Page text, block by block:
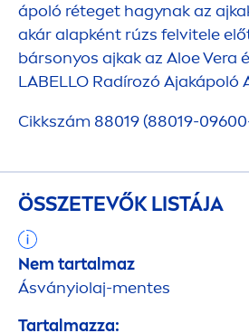
ápoló réteget hagynak az
akár alapként rúzs felvitele
bársonyos ajkak az Aloe Vera
LABELLO Radírozó Ajakápoló
Cikkszám 88019 (88019-
ÖSSZETEVŐK LISTÁJA
Nem tartalmaz
Ásványiolaj-mentes
Tartalmazza: